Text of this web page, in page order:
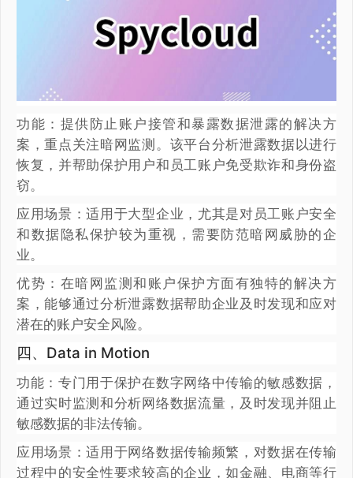
功能：提供防止账户接管和暴露数据泄露的解决方
案，重点关注暗网监测。该平台分析泄露数据以进行
恢复，并帮助保护用户和员工账户免受欺诈和身份盗
窃。
应用场景：适用于大型企业，尤其是对员工账户安全
和数据隐私保护较为重视，需要防范暗网威胁的企
业。
优势：在暗网监测和账户保护方面有独特的解决方
案，能够通过分析泄露数据帮助企业及时发现和应对
潜在的账户安全风险。
四、Data in Motion
功能：专门用于保护在数字网络中传输的敏感数据，
通过实时监测和分析网络数据流量，及时发现并阻止
敏感数据的非法传输。
应用场景：适用于网络数据传输频繁，对数据在传输
过程中的安全性要求较高的企业，如金融、电商等行